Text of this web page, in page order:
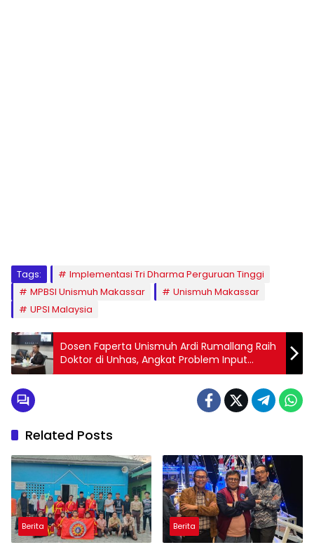
Tags:
Implementasi Tri Dharma Perguruan Tinggi
MPBSI Unismuh Makassar
Unismuh Makassar
UPSI Malaysia
Dosen Faperta Unismuh Ardi Rumallang Raih
Doktor di Unhas, Angkat Problem Input
Petani Kentang
Related Posts
Berita Berita